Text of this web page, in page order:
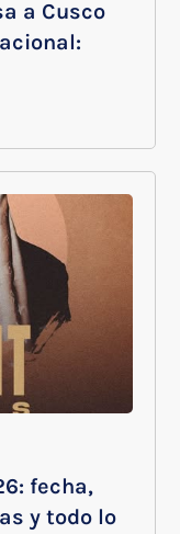
a Cusco
fecha,
y todo lo